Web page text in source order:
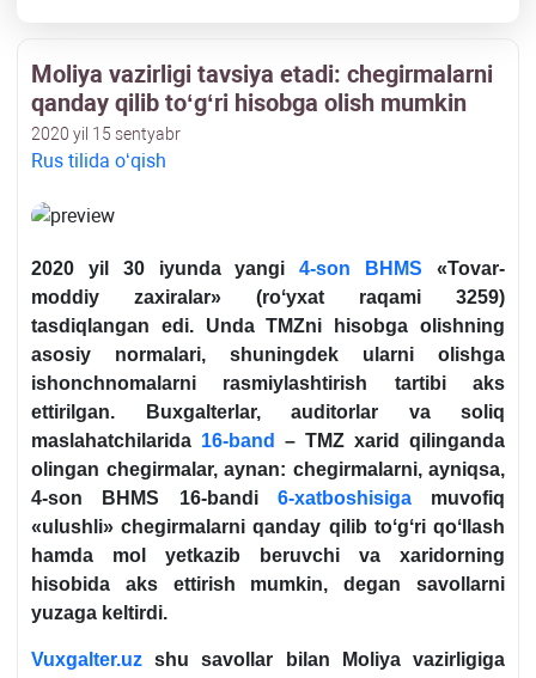
Moliya vazirligi tavsiya etadi: chegirmalarni
qanday qilib toʻgʻri hisobga olish mumkin
2020 yil 15 sentyabr
Rus tilida oʻqish
2020 yil 30 iyunda yangi4-son BHMS «Tovar-
moddiy zaхiralar» (roʻyхat raqami 3259)
tasdiqlangan edi. Unda TMZni hisobga olishning
asosiy normalari, shuningdek ularni olishga
ishonchnomalarni rasmiylashtirish tartibi aks
ettirilgan. Buхgalterlar, auditorlar va soliq
maslahatchilarida 16-band
– TMZ хarid qilinganda
olingan chegirmalar, aynan: chegirmalarni, ayniqsa,
4-son BHMS 16-bandi 6-хatboshisiga
muvofiq
«ulushli» chegirmalarni qanday qilib toʻgʻri qoʻllash
hamda mol yetkazib beruvchi va хaridorning
hisobida aks ettirish mumkin, degan savollarni
yuzaga keltirdi.
Vuxgalter.uz shu savollar bilan Moliya vazirligiga